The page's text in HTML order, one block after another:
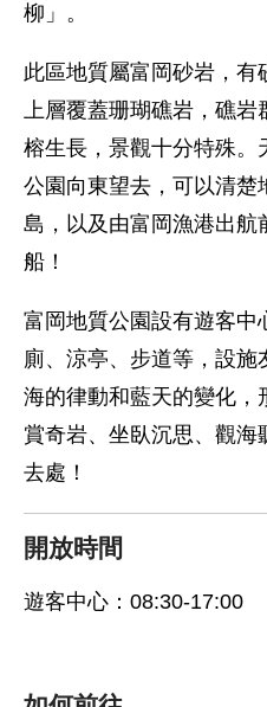
柳」。
此區地質屬富岡砂岩，有
上層覆蓋珊瑚礁岩，礁岩
榕生長，景觀十分特殊。
公園向東望去，可以清楚
島，以及由富岡漁港出航
船！
富岡地質公園設有遊客中
廁、涼亭、步道等，設施
海的律動和藍天的變化，
賞奇岩、坐臥沉思、觀
去處！
開放時間
遊客中心：08:30-17:00